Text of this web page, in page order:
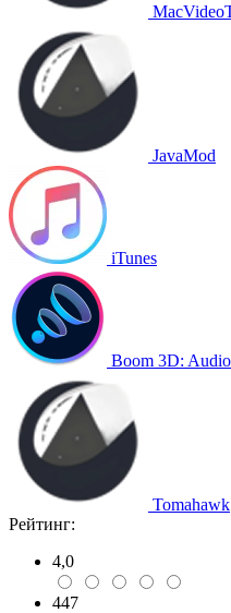
JavaMod
iTunes
Boom 3D:
Tomahawk
Рейтинг:
4,0
447